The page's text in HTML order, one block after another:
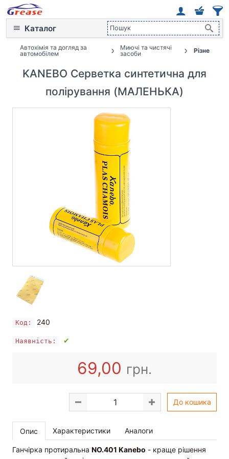
Каталог
Автохімія та догляд за
автомобілем
Миючі та чистячі
засоби
Різне
KANEBO Серветка синтетична для
полірування (МАЛЕНЬКА)
Код: 240
Наявність: ✔
69,00 грн.
До кошика
Опис Характеристики Аналоги
Ганчірка протиральна NO.401 Kanebo - краще рішення